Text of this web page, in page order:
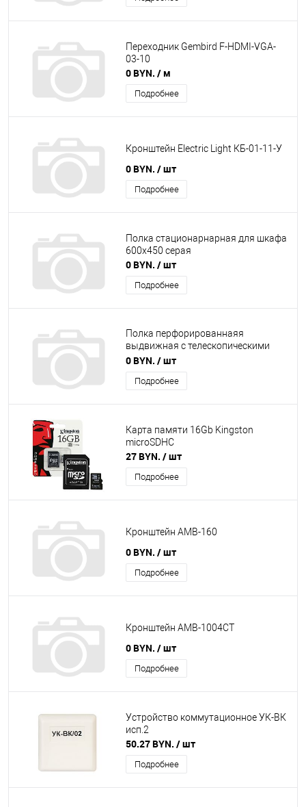
Переходник Gembird F-HDMI-VGA-
03-10
0 BYN. / м
Подробнее
Кронштейн Electric Light КБ-01-11-У
0 BYN. / шт
Подробнее
Полка стационарнарная для шкафа
600х450 серая
0 BYN. / шт
Подробнее
Полка перфорированнаяя
выдвижная с телескопическими
направляющими, глубина 450мм
арт. ТСВ-45
0 BYN. / шт
Подробнее
Карта памяти 16Gb Kingston
microSDHC
27 BYN. / шт
Подробнее
Кронштейн АМВ-160
0 BYN. / шт
Подробнее
Кронштейн АМВ-1004СТ
0 BYN. / шт
Подробнее
Устройство коммутационное УК-ВК
исп.2
50.27 BYN. / шт
Подробнее